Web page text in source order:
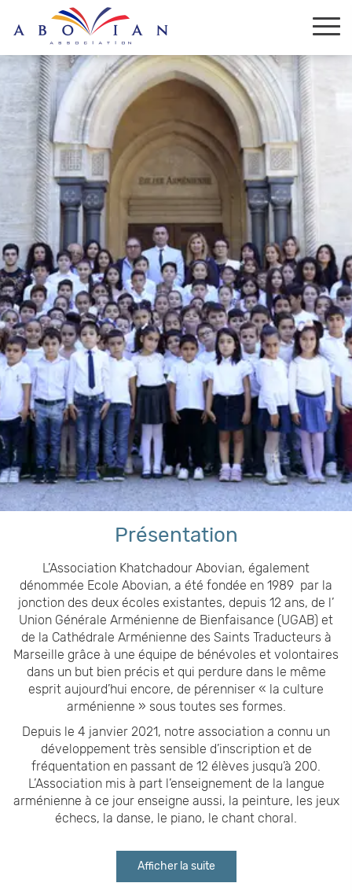
Présentation
L’Association Khatchadour Abovian, également
dénommée Ecole Abovian, a été fondée en 1989 par la
jonction des deux écoles existantes, depuis 12 ans, de l’
Union Générale Arménienne de Bienfaisance (UGAB) et
de la Cathédrale Arménienne des Saints Traducteurs à
Marseille grâce à une équipe de bénévoles et volontaires
dans un but bien précis et qui perdure dans le même
esprit aujourd’hui encore, de pérenniser « la culture
arménienne » sous toutes ses formes.
Depuis le 4 janvier 2021, notre association a connu un
développement très sensible d’inscription et de
fréquentation en passant de 12 élèves jusqu’à 200.
L’Association mis à part l’enseignement de la langue
arménienne à ce jour enseigne aussi, la peinture, les jeux
échecs, la danse, le piano, le chant choral.
Afficher la suite